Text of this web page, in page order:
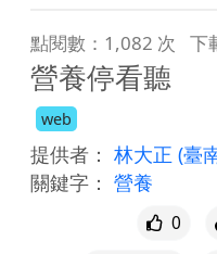
點閱數：1,082 次 下
營養停看聽
web
提供者： 林大正 (臺
關鍵字： 營養
0